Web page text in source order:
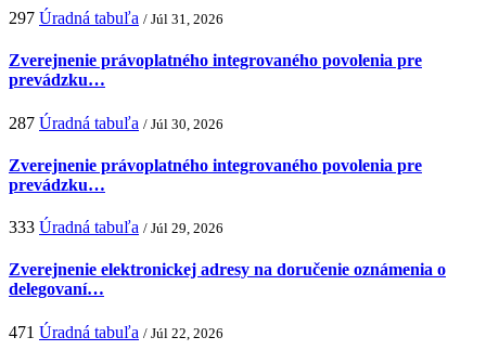
297 Úradná tabuľa / Júl 31, 2026
Zverejnenie právoplatného integrovaného povolenia pre
prevádzku…
287 Úradná tabuľa / Júl 30, 2026
Zverejnenie právoplatného integrovaného povolenia pre
prevádzku…
333 Úradná tabuľa / Júl 29, 2026
Zverejnenie elektronickej adresy na doručenie oznámenia o
delegovaní…
471 Úradná tabuľa / Júl 22, 2026